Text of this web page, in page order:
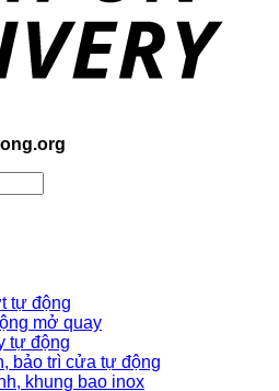
tự động
mở quay
tự động
bảo trì cửa tự động
khung bao inox